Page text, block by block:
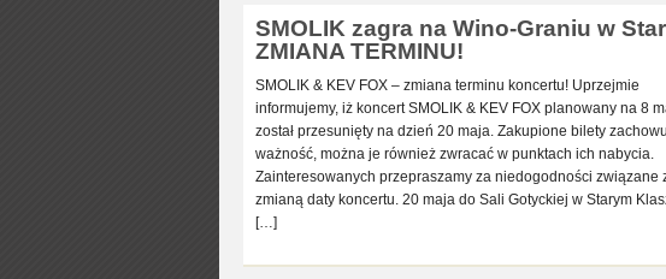
SMOLIK zagra na Wino-Graniu w
ZMIANA TERMINU!
SMOLIK & KEV FOX – zmiana terminu koncertu! Uprzejmie
informujemy, iż koncert SMOLIK & KEV FOX planowany na 8
został przesunięty na dzień 20 maja. Zakupione bilety
ważność, można je również zwracać w punktach ich nabycia.
Zainteresowanych przepraszamy za niedogodności związane
zmianą daty koncertu. 20 maja do Sali Gotyckiej w Starym
[…]